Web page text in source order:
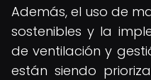
Además, el uso de
sostenibles y la
de ventilación y
están siendo